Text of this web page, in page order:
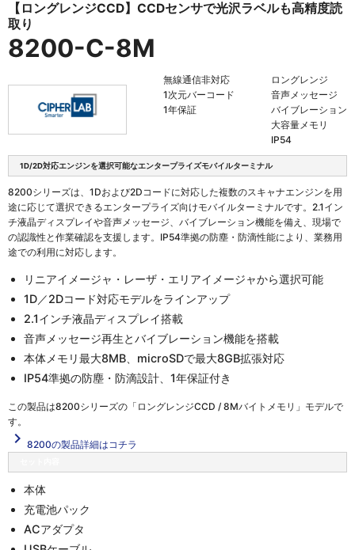
【ロングレンジCCD】CCDセンサで光沢ラベルも高精度読
取り
8200-C-8M
無線通信非対応
1次元バーコード
1年保証
ロングレンジ
音声メッセージ
バイブレーション
大容量メモリ
IP54
1D/2D対応エンジンを選択可能なエンタープライズモバイルターミナル
8200シリーズは、1Dおよび2Dコードに対応した複数のスキャナエンジンを用
途に応じて選択できるエンタープライズ向けモバイルターミナルです。2.1イン
チ液晶ディスプレイや音声メッセージ、バイブレーション機能を備え、現場で
の認識性と作業確認を支援します。IP54準拠の防塵・防滴性能により、業務用
途での利用に対応します。
リニアイメージャ・レーザ・エリアイメージャから選択可能
1D／2Dコード対応モデルをラインアップ
2.1インチ液晶ディスプレイ搭載
音声メッセージ再生とバイブレーション機能を搭載
本体メモリ最大8MB、microSDで最大8GB拡張対応
IP54準拠の防塵・防滴設計、1年保証付き
この製品は8200シリーズの「ロングレンジCCD / 8Mバイトメモリ」 モデルで
す。
navigate_next 8200の製品詳細はコチラ
本体
充電池パック
ACアダプタ